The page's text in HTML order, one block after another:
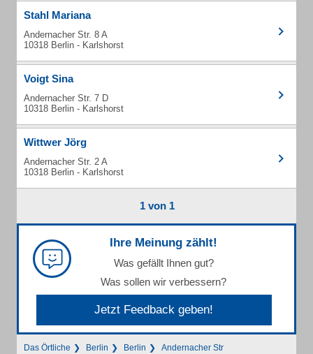
Stahl Mariana
Andernacher Str. 8 A
10318 Berlin - Karlshorst
Voigt Sina
Andernacher Str. 7 D
10318 Berlin - Karlshorst
Wittwer Jörg
Andernacher Str. 2 A
10318 Berlin - Karlshorst
1 von 1
Ihre Meinung zählt!
Was gefällt Ihnen gut?
Was sollen wir verbessern?
Jetzt Feedback geben!
Das Örtliche Berlin Berlin Andernacher Str